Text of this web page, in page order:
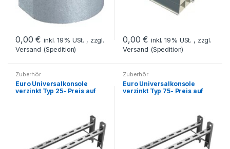
0,00€ inkl. 19% USt. , zzgl.
Versand (Spedition)
0,00€ inkl. 19% USt. , zzgl.
Versand (Spedition)
Zuberhör
Euro Universalkonsole
verzinkt Typ 25- Preis auf
Zuberhör
Euro Universalkonsole
verzinkt Typ 75- Preis auf